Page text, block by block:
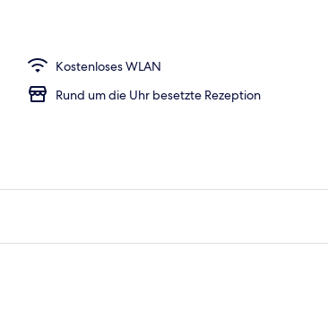
(kostenlos)
Kostenloses WLAN
Rund um die Uhr besetzte Rezeption